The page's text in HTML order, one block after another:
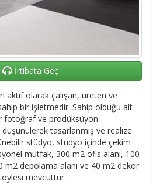
İrtibata Geç
aktif olarak çalışan, üreten ve
bir işletmedir. Sahip olduğu alt
fotoğraf ve prodüksüyon
tasarlanmış ve realize
stüdyo, stüdyo içinde çekim
mutfak, 300 m2 ofis alanı, 100
m2 depolama alanı ve 40 m2 dekor
mevcuttur.